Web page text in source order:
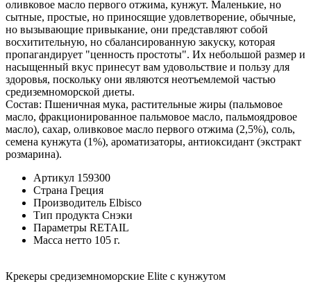
оливковое масло первого отжима, кунжут. Маленькие, но
сытные, простые, но приносящие удовлетворение, обычные,
но вызывающие привыкание, они представляют собой
восхитительную, но сбалансированную закуску, которая
пропагандирует "ценность простоты". Их небольшой размер и
насыщенный вкус принесут вам удовольствие и пользу для
здоровья, поскольку они являются неотъемлемой частью
средиземноморской диеты.
Состав: Пшеничная мука, растительные жиры (пальмовое
масло, фракционированное пальмовое масло, пальмоядровое
масло), сахар, оливковое масло первого отжима (2,5%), соль,
семена кунжута (1%), ароматизаторы, антиоксидант (экстракт
розмарина).
Артикул 159300
Страна Греция
Производитель Elbisco
Тип продукта Снэки
Параметры RETAIL
Масса нетто 105 г.
Крекеры средиземноморские Elite с кунжутом